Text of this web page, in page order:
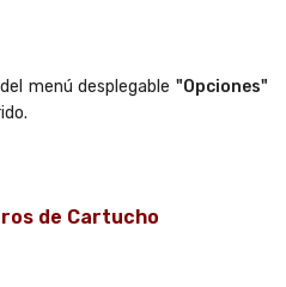
menú desplegable "Opciones"